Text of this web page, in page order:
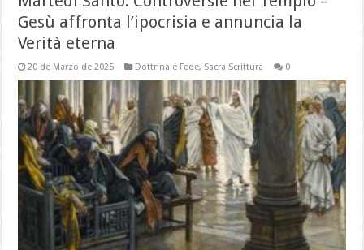
Gesù affronta l’ipocrisia e annuncia la
Verità eterna
20 de Marzo de 2025 Dottrina e Fede, Sacra Scrittura 0